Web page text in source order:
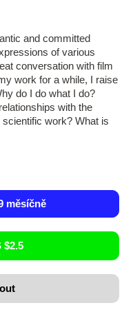
and committed
of various
conversation with film
work for a while, I raise
do I do what I do?
with the
work? What is
měsíčně
$2.5